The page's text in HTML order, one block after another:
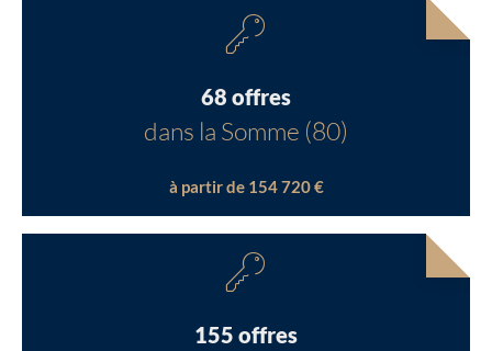
68 offres
dans la Somme (80)
à partir de 154 720 €
155 offres